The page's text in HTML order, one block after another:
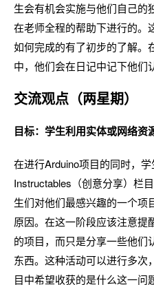
生会有机会实施与他们自己的
在老师全程的帮助下进行的。
如何完成的有了初步的了解。
中，他们会在日记中记下他们
交流观点（两星期）
目标：学生利用实体或网络资
在进行Arduino项目的同时，
Instructables（创意分享）栏
生们对他们最感兴趣的一个项
原因。在这一阶段应该注意提
的项目，而只是分享一些他们
东西。这种活动可以进行多次
目中希望收获的是什么这一问